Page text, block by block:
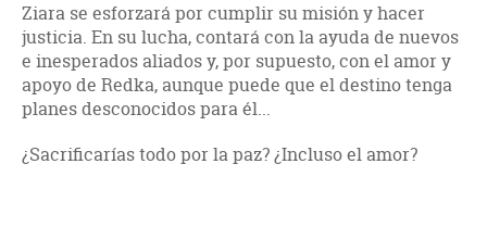
Ziara se esforzará por cumplir su misión y hacer
justicia. En su lucha, contará con la ayuda de nuevos
e inesperados aliados y, por supuesto, con el amor y
apoyo de Redka, aunque puede que el destino tenga
planes desconocidos para él...
¿Sacrificarías todo por la paz? ¿Incluso el amor?